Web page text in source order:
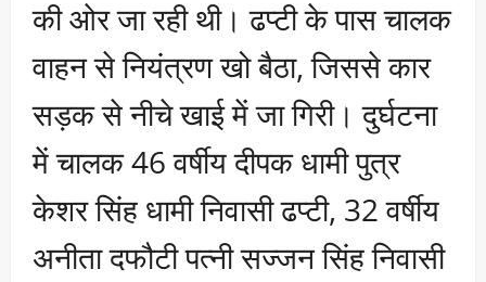
की ओर जा रही थी। ढप्टी के पास चालक
वाहन से नियंत्रण खो बैठा, जिससे कार
सड़क से नीचे खाई में जा गिरी। दुर्घटना
में चालक 46 वर्षीय दीपक धामी पुत्र
केशर सिंह धामी निवासी ढप्टी, 32 वर्षीय
अनीता दफौटी पत्नी सज्जन सिंह निवासी